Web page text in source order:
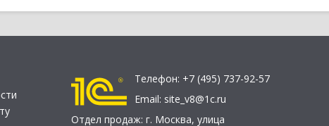
Телефон: +7 (495) 737-92-57
Email: site_v8@1c.ru
Отдел продаж: г. Москва, улица